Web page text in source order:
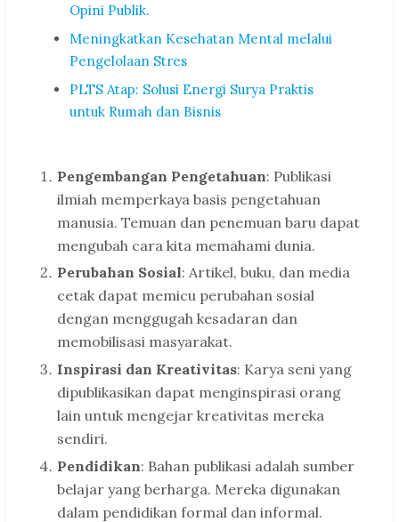
Opini Publik.
Meningkatkan Kesehatan Mental melalui
Pengelolaan Stres
PLTS Atap: Solusi Energi Surya Praktis
untuk Rumah dan Bisnis
Pengembangan Pengetahuan: Publikasi
ilmiah memperkaya basis pengetahuan
manusia. Temuan dan penemuan baru dapat
mengubah cara kita memahami dunia.
Perubahan Sosial: Artikel, buku, dan media
cetak dapat memicu perubahan sosial
dengan menggugah kesadaran dan
memobilisasi masyarakat.
Inspirasi dan Kreativitas: Karya seni yang
dipublikasikan dapat menginspirasi orang
lain untuk mengejar kreativitas mereka
sendiri.
Pendidikan: Bahan publikasi adalah sumber
belajar yang berharga. Mereka digunakan
dalam pendidikan formal dan informal.